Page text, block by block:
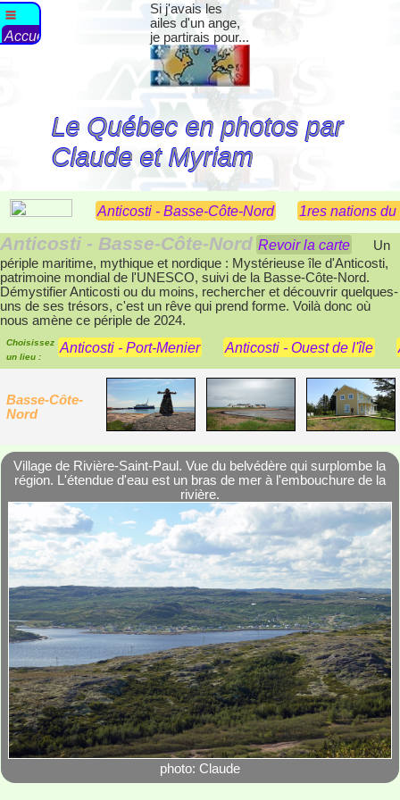
Si j'avais les
ailes d'un ange,
je partirais pour...
Le Québec en photos par
Claude et Myriam
Accueil
Anticosti - Basse-Côte-Nord 1res nations
Anticosti - Basse-Côte-Nord Revoir la carte
Un
périple maritime, mythique et nordique : Mystérieuse île d'Anticosti,
patrimoine mondial de l'UNESCO, suivi de la Basse-Côte-Nord.
Démystifier Anticosti ou du moins, rechercher et découvrir quelques-
uns de ses trésors, c'est un rêve qui prend forme. Voilà donc où
nous amène ce périple de 2024.
Choisissez
un lieu :
Anticosti - Port-Menier Anticosti - Ouest de l'île
Basse-Côte-
Nord
Village de Rivière-Saint-Paul. Vue du belvédère qui surplombe la
région. L'étendue d'eau est un bras de mer à l'embouchure de la
rivière.
photo: Claude